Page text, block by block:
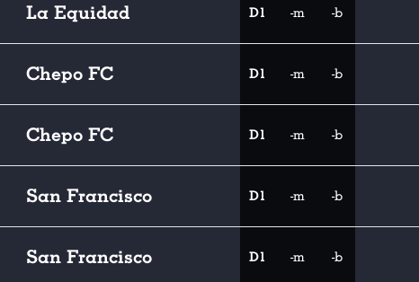
La Equidad D1 -m -b
Chepo FC D1 -m -b
Chepo FC D1 -m -b
San Francisco D1 -m -b
San Francisco D1 -m -b